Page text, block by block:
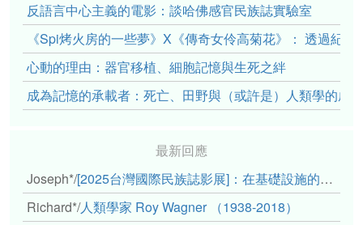
反語言中心主義的電影：談哈佛感官民族誌實驗室
《Spi烤火房的一些夢》X《傳奇女伶高菊花》： 透過紀
心動的理由：器官移植、細胞記憶與生死之絆
成為記憶的承載者：死亡、田野與（或許是）人類學的成
最新回應
Joseph*/[2025台灣國際民族誌影展]：在基礎設施的邊緣，聆聽人的呼吸
Richard*/人類學家 Roy Wagner （1938-2018）